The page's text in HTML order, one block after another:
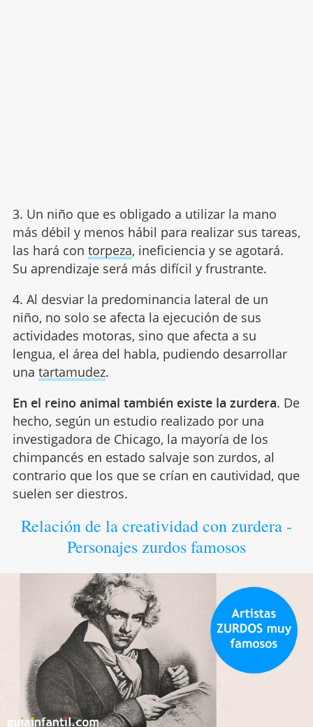
3. Un niño que es obligado a utilizar la mano
más débil y menos hábil para realizar sus tareas,
las hará con torpeza, ineficiencia y se agotará.
Su aprendizaje será más difícil y frustrante.
4. Al desviar la predominancia lateral de un
niño, no solo se afecta la ejecución de sus
actividades motoras, sino que afecta a su
lengua, el área del habla, pudiendo desarrollar
una tartamudez.
En el reino animal también existe la zurdera. De
hecho, según un estudio realizado por una
investigadora de Chicago, la mayoría de los
chimpancés en estado salvaje son zurdos, al
contrario que los que se crían en cautividad, que
suelen ser diestros.
Relación de la creatividad con zurdera -
Personajes zurdos famosos